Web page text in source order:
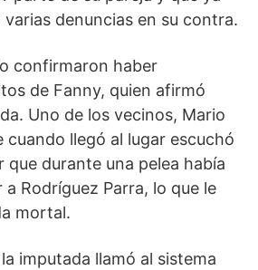
denuncias en su contra.
confirmaron haber
de Fanny, quien afirmó
Uno de los vecinos, Mario
cuando llegó al lugar escuchó
que durante una pelea había
Rodríguez Parra, lo que le
mortal.
imputada llamó al sistema